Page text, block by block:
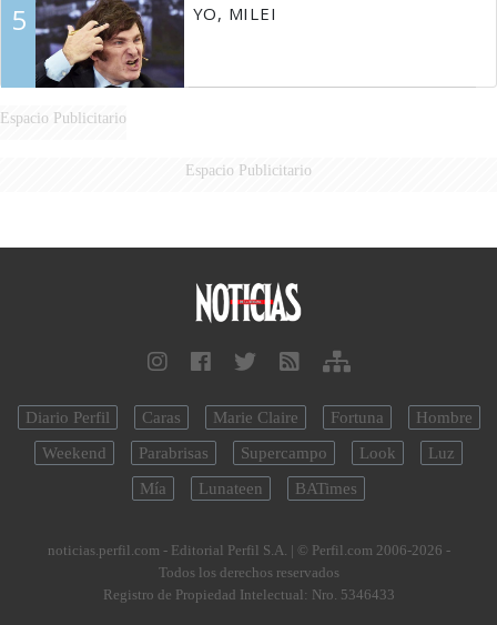
5 YO, MILEI
Espacio Publicitario
Espacio Publicitario
Diario Perfil Caras Marie Claire Fortuna
Hombre
Weekend
Parabrisas Supercampo Look
Luz
Mía
Lunateen BATimes
noticias.perfil.com - Editorial Perfil S.A. | © Perfil.com 2006-2026 -
Todos los derechos reservados
Registro de Propiedad Intelectual: Nro. 5346433